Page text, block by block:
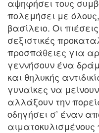
αψηφήσει τους
πολεμήσει με
βασίλειο. Οι
σεξιστικές
προσπάθειες για
γεννήσουν ένα
και θηλυκής
γυναίκες να
αλλάξουν την
οδηγήσει σ’ έναν
αιματοκυλισμένους